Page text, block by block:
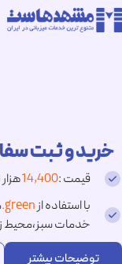
خرید و ثبت
قیمت :14,400
با استفاده از .green
خدمات سبز،محیط
توضیحات بیشتر